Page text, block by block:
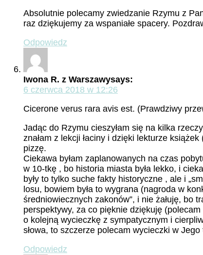
Absolutnie polecamy zwiedzanie Rzymu z
raz dziękujemy za wspaniałe spacery.
Odpowiedz
Iwona R. z Warszawysays:
6 czerwca 2018 w 12:26
Cicerone verus rara avis est. (Prawdziwy
Jadąc do Rzymu cieszyłam się na kilka
znałam z lekcji łaciny i dzięki lekturze
pizzę.
Ciekawa byłam zaplanowanych na czas
w 10-tkę , bo historia miasta była lekko, i
były to tylko suche fakty historyczne , ale i
losu, bowiem była to wygrana (nagroda w
średniowiecznych zakonów”, i nie żałuję, bo
perspektywy, za co pięknie dziękuję
o kolejną wycieczkę z sympatycznym i
słowa, to szczerze polecam wycieczki w
Odpowiedz